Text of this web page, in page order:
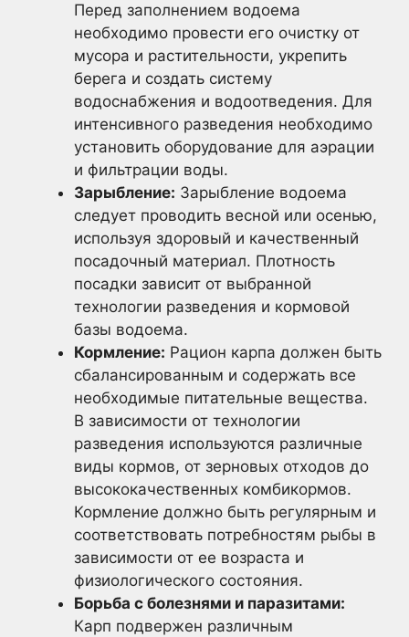
Перед заполнением водоема
необходимо провести его очистку от
мусора и растительности, укрепить
берега и создать систему
водоснабжения и водоотведения. Для
интенсивного разведения необходимо
установить оборудование для аэрации
и фильтрации воды.
Зарыбление: Зарыбление водоема
следует проводить весной или осенью,
используя здоровый и качественный
посадочный материал. Плотность
посадки зависит от выбранной
технологии разведения и кормовой
базы водоема.
Кормление: Рацион карпа должен быть
сбалансированным и содержать все
необходимые питательные вещества.
В зависимости от технологии
разведения используются различные
виды кормов, от зерновых отходов до
высококачественных комбикормов.
Кормление должно быть регулярным и
соответствовать потребностям рыбы в
зависимости от ее возраста и
физиологического состояния.
Борьба с болезнями и паразитами:
Карп подвержен различным